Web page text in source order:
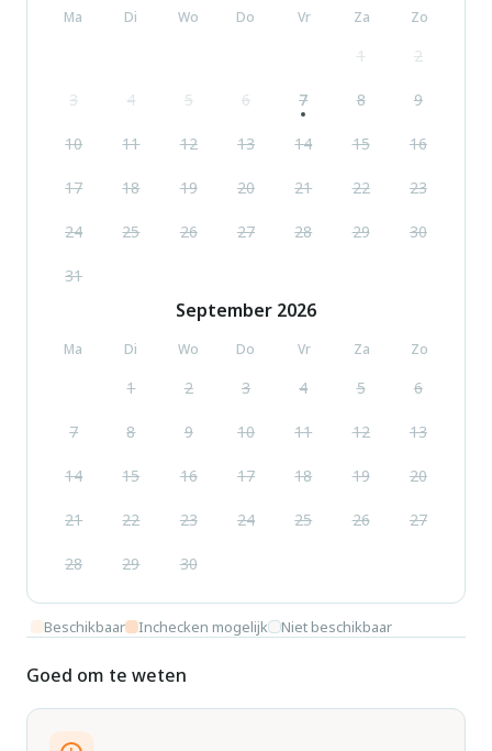
Ma Di Wo Do Vr Za Zo
1 2
3 4 5 6 7 8 9
10 11 12 13 14 15 16
17 18 19 20 21 22 23
24 25 26 27 28 29 30
31
September 2026
Ma Di Wo Do Vr Za Zo
1 2 3 4 5 6
7 8 9 10 11 12 13
14 15 16 17 18 19 20
21 22 23 24 25 26 27
28 29 30
Beschikbaar Inchecken mogelijk Niet beschikbaar
Goed om te weten